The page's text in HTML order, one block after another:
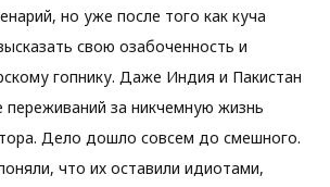
но уже после того как куча
свою озабоченность и
гопнику. Даже Индия и Пакистан
переживаний за никчемную жизнь
Дело дошло совсем до смешного.
что их оставили идиотами,